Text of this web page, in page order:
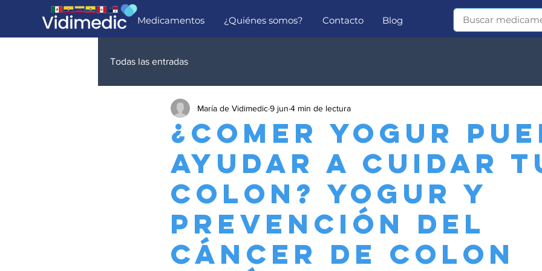
Medicamentos ¿Quiénes somos? Contacto Blog
Todas las entradas
¿Comer yogur
ayudar a cuidar
colon? Yogur y
prevención del
cáncer de colon
María de Vidimedic9 jun 4 min de lectura